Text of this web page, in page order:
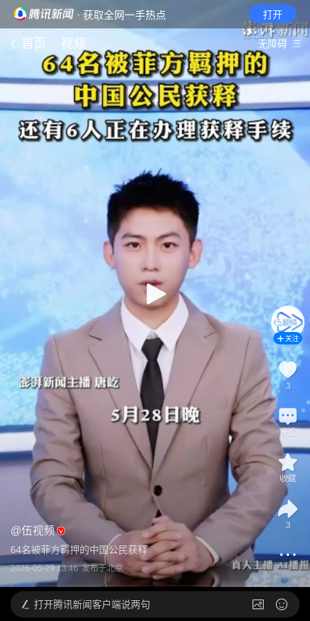
· 获取全网一手热点 打开
首页 视频 无障碍
@伍视频
64名被菲方羁押的中国公民获释
2026-05-29 13:46 发布于北京
关注
3
评论
收藏
3
打开腾讯新闻客户端说两句